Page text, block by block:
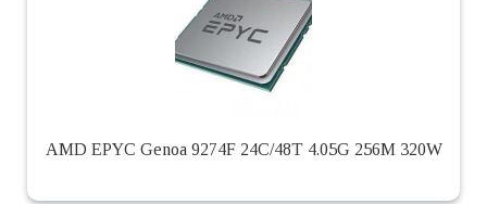
AMD EPYC Genoa 9274F 24C/48T 4.05G 256M 320W